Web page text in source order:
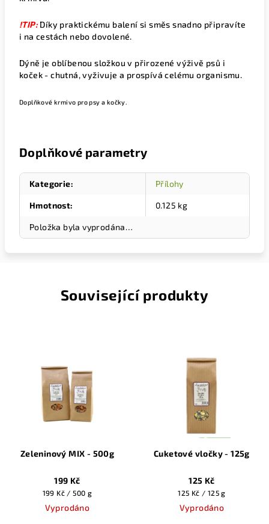
!TIP: Díky praktickému balení sisměs snadno připravíte
i na cestách nebo dovolené.
Dýně je oblíbenou složkou v přirozené výživě psů i
koček - chutná, vyživuje a prospívá celému organismu.
Doplňkové krmivo pro psy a kočky.
Doplňkové parametry
Kategorie: Přílohy
Hmotnost: 0.125 kg
Položka byla vyprodána…
Související produkty
Zeleninový MIX - 500g
199 Kč
Měrná
cena:
199 Kč / 500 g
Vyprodáno
Cuketové vločky - 125g
125 Kč
Měrná
cena:
125 Kč / 125 g
Vyprodáno